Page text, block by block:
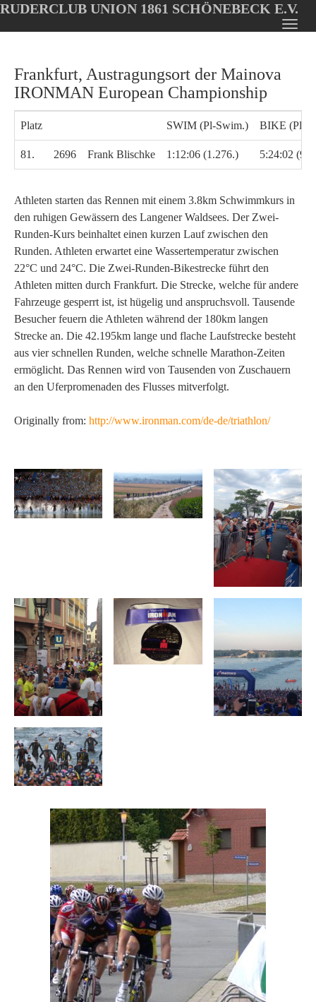
Oops, an error occurred! Code: 2026080723482518129367
main
content
RUDERCLUB UNION 1861 SCHÖNEBECK E.V.
Frankfurt, Austragungsort der Mainova
IRONMAN European Championship
Platz SWIM (Pl-Swim.) BIKE (Pl-
81. 2696 Frank Blischke 1:12:06 (1.276.) 5:24:02
Athleten starten das Rennen mit einem 3.8km Schwimmkurs in
den ruhigen Gewässern des Langener Waldsees. Der Zwei-
Runden-Kurs beinhaltet einen kurzen Lauf zwischen den
Runden. Athleten erwartet eine Wassertemperatur zwischen
22°C und 24°C. Die Zwei-Runden-Bikestrecke führt den
Athleten mitten durch Frankfurt. Die Strecke, welche für andere
Fahrzeuge gesperrt ist, ist hügelig und anspruchsvoll. Tausende
Besucher feuern die Athleten während der 180km langen
Strecke an. Die 42.195km lange und flache Laufstrecke besteht
aus vier schnellen Runden, welche schnelle Marathon-Zeiten
ermöglicht. Das Rennen wird von Tausenden von Zuschauern
an den Uferpromenaden des Flusses mitverfolgt.
Originally from: http://www.ironman.com/de-de/triathlon/